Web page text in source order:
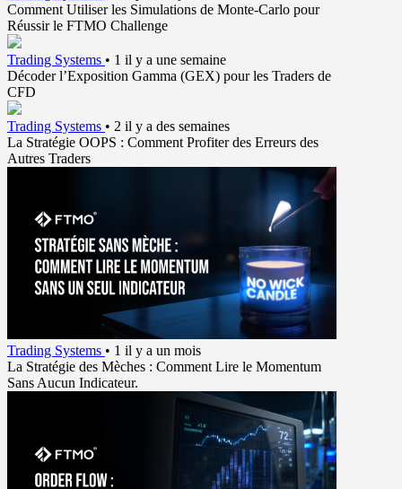
Comment Utiliser les Simulations de Monte-Carlo pour
Réussir le FTMO Challenge
Trading Systems • 1 il y a une semaine
Décoder l’Exposition Gamma (GEX) pour les Traders de
CFD
Trading Systems • 2 il y a des semaines
La Stratégie OOPS : Comment Profiter des Erreurs des
Autres Traders
Trading Systems • 1 il y a un mois
La Stratégie des Mèches : Comment Lire le Momentum
Sans Aucun Indicateur.